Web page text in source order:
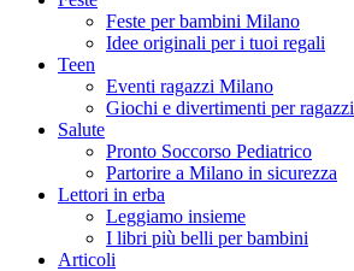
Feste per bambini Milano
Idee originali per i tuoi regali
Teen
Eventi ragazzi Milano
Giochi e divertimenti per ragazzi
Salute
Pronto Soccorso Pediatrico
Partorire a Milano in sicurezza
Lettori in erba
Leggiamo insieme
I libri più belli per bambini
Articoli